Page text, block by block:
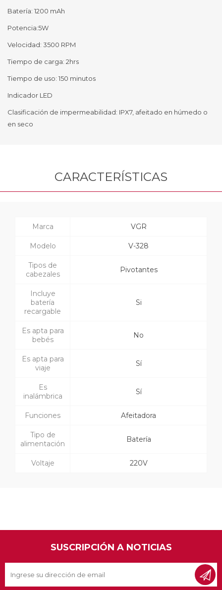
Batería: 1200 mAh
Potencia:5W
Velocidad: 3500 RPM
Tiempo de carga: 2hrs
Tiempo de uso: 150 minutos
Indicador LED
Clasificación de impermeabilidad: IPX7, afeitado en húmedo o
en seco
CARACTERÍSTICAS
Marca VGR
Modelo V-328
Tipos de
cabezales
Pivotantes
Incluye
batería
recargable
Si
Es apta para
bebés
No
Es apta para
viaje
Sí
Es
inalámbrica
Sí
Funciones Afeitadora
Tipo de
alimentación
Batería
Voltaje 220V
SUSCRIPCIÓN A NOTICIAS